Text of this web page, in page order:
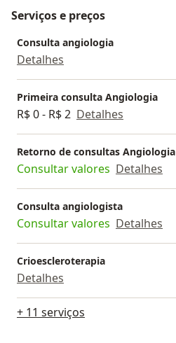
Serviços e preços
Consulta angiologia
Detalhes
Primeira consulta Angiologia
R$ 0 - R$ 2 Detalhes
Retorno de consultas Angiologia
Consultar valores Detalhes
Consulta angiologista
Consultar valores Detalhes
Crioescleroterapia
Detalhes
+ 11 serviços